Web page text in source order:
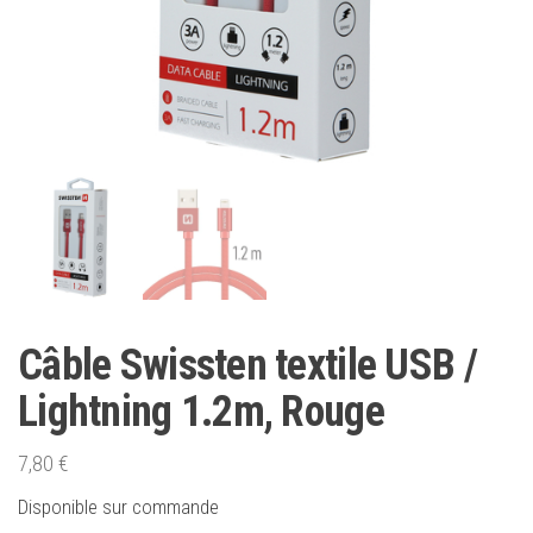
Câble Swissten textile USB /
Lightning 1.2m, Rouge
7,80 €
Disponible sur commande